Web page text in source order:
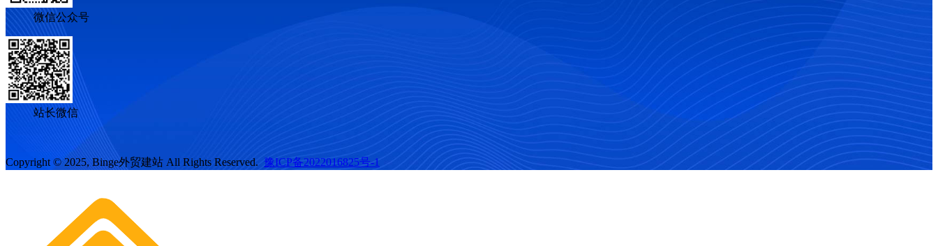
微信公众号
站长微信
Copyright © 2025, Binge外贸建站 All Rights Reserved. 豫ICP备2022016825号-1